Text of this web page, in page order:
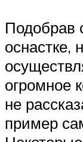
Подобрав
оснастке,
огромное
не
пример